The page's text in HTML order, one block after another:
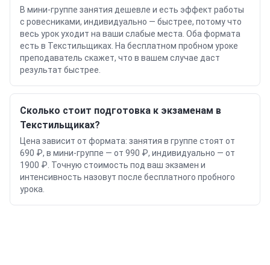
В мини-группе занятия дешевле и есть эффект работы
с ровесниками, индивидуально — быстрее, потому что
весь урок уходит на ваши слабые места. Оба формата
есть в Текстильщиках. На бесплатном пробном уроке
преподаватель скажет, что в вашем случае даст
результат быстрее.
Сколько стоит подготовка к экзаменам в
Текстильщиках?
Цена зависит от формата: занятия в группе стоят от
690 ₽, в мини-группе — от 990 ₽, индивидуально — от
1900 ₽. Точную стоимость под ваш экзамен и
интенсивность назовут после бесплатного пробного
урока.